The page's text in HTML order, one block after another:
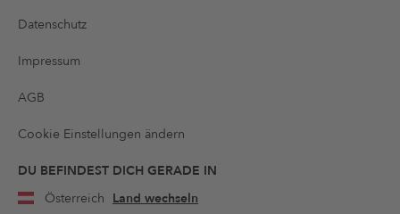
Datenschutz
Impressum
AGB
Cookie Einstellungen ändern
DU BEFINDEST DICH GERADE IN
Österreich Land wechseln